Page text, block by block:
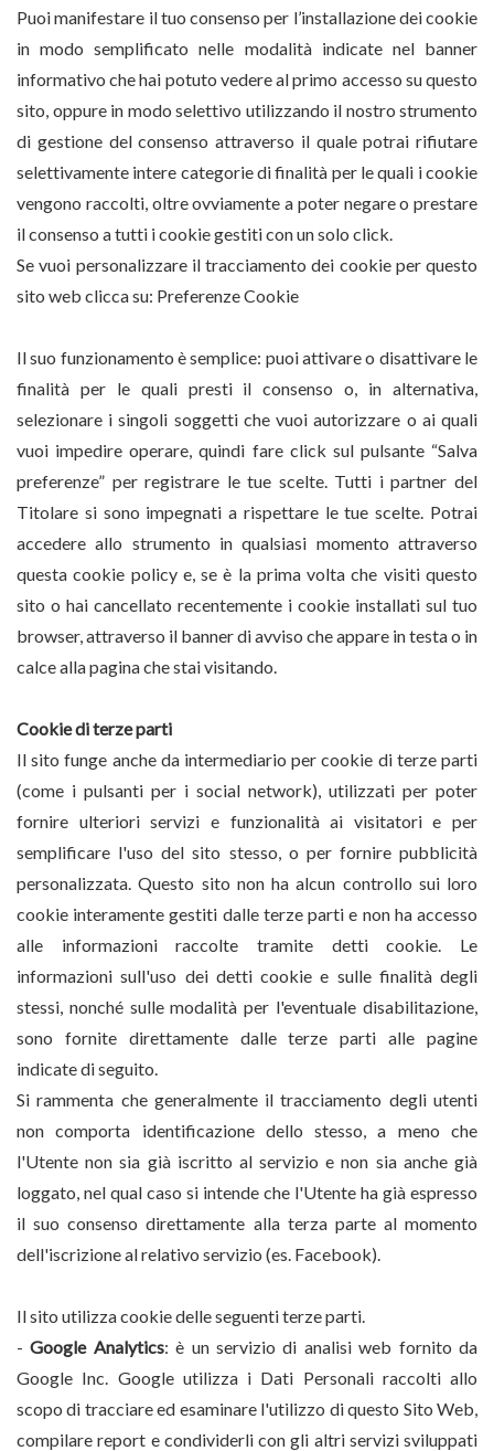
Puoi manifestare il tuo consenso per l’installazione dei cookie
in modo semplificato nelle modalità indicate nel banner
informativo che hai potuto vedere al primo accesso su questo
sito, oppure in modo selettivo utilizzando il nostro strumento
di gestione del consenso attraverso il quale potrai rifiutare
selettivamente intere categorie di finalità per le quali i cookie
vengono raccolti, oltre ovviamente a poter negare o prestare
il consenso a tutti i cookie gestiti con un solo click.
Se vuoi personalizzare il tracciamento dei cookie per questo
sito web clicca su: Preferenze Cookie
Il suo funzionamento è semplice: puoi attivare o disattivare le
finalità per le quali presti il consenso o, in alternativa,
selezionare i singoli soggetti che vuoi autorizzare o ai quali
vuoi impedire operare, quindi fare click sul pulsante “Salva
preferenze” per registrare le tue scelte. Tutti i partner del
Titolare si sono impegnati a rispettare le tue scelte. Potrai
accedere allo strumento in qualsiasi momento attraverso
questa cookie policy e, se è la prima volta che visiti questo
sito o hai cancellato recentemente i cookie installati sul tuo
browser, attraverso il banner di avviso che appare in testa o in
calce alla pagina che stai visitando.
Cookie di terze parti
Il sito funge anche da intermediario per cookie di terze parti
(come i pulsanti per i social network), utilizzati per poter
fornire ulteriori servizi e funzionalità ai visitatori e per
semplificare l'uso del sito stesso, o per fornire pubblicità
personalizzata. Questo sito non ha alcun controllo sui loro
cookie interamente gestiti dalle terze parti e non ha accesso
alle informazioni raccolte tramite detti cookie. Le
informazioni sull'uso dei detti cookie e sulle finalità degli
stessi, nonché sulle modalità per l'eventuale disabilitazione,
sono fornite direttamente dalle terze parti alle pagine
indicate di seguito.
Si rammenta che generalmente il tracciamento degli utenti
non comporta identificazione dello stesso, a meno che
l'Utente non sia già iscritto al servizio e non sia anche già
loggato, nel qual caso si intende che l'Utente ha già espresso
il suo consenso direttamente alla terza parte al momento
dell'iscrizione al relativo servizio (es. Facebook).
Il sito utilizza cookie delle seguenti terze parti.
-Google Analytics: è un servizio di analisi web fornito da
Google Inc. Google utilizza i Dati Personali raccolti allo
scopo di tracciare ed esaminare l'utilizzo di questo Sito Web,
compilare report e condividerli con gli altri servizi sviluppati